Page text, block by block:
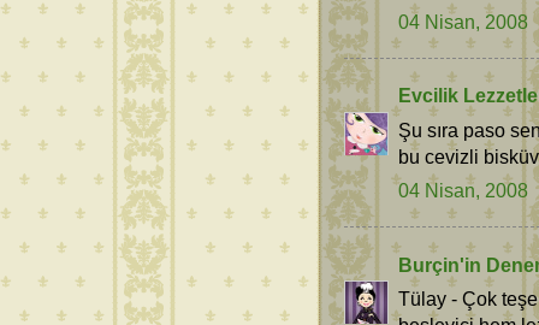
04 Nisan, 2008
Evcilik
Şu sıra paso
bu cevizli
04 Nisan, 2008
Burçin'in
Tülay - Çok